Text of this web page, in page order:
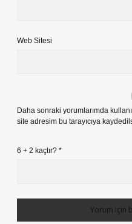
Web Sitesi
Daha sonraki yorumlarımda
site adresim bu tarayıcıya
6 + 2 kaçtır? *